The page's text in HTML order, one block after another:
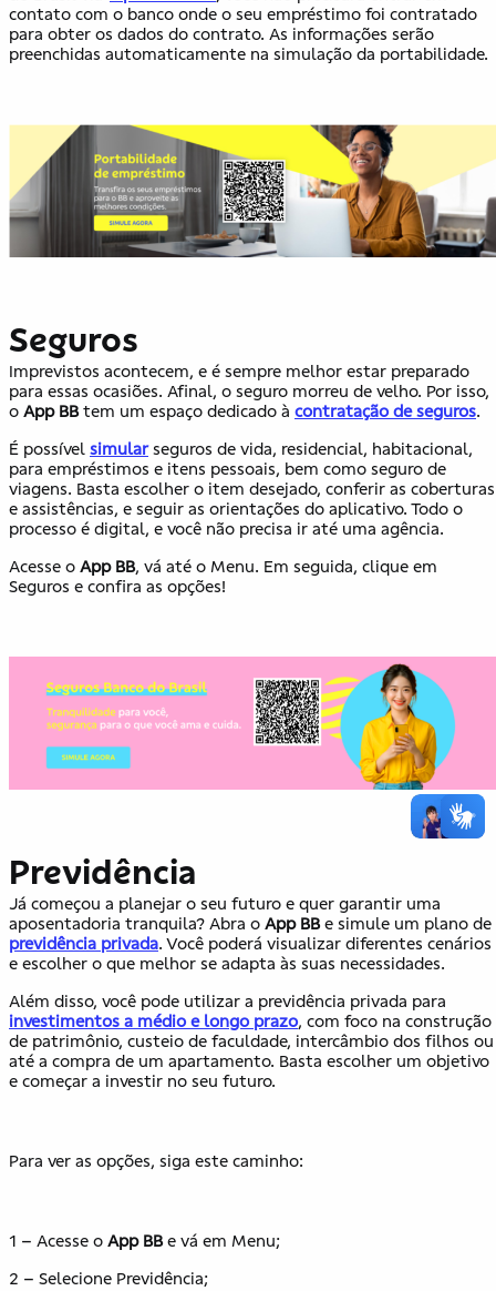
contato com o banco onde o seu empréstimo foi contratado
para obter os dados do contrato. As informações serão
preenchidas automaticamente na simulação da portabilidade.
Seguros
Imprevistos acontecem, e é sempre melhor estar preparado
para essas ocasiões. Afinal, o seguro morreu de velho. Por isso,
o App BBtem um espaço dedicado à contratação de seguros.
É possível simularseguros de vida, residencial, habitacional,
para empréstimos e itens pessoais, bem como seguro de
viagens. Basta escolher o item desejado, conferir as coberturas
e assistências, e seguir as orientações do aplicativo. Todo o
processo é digital, e você não precisa ir até uma agência.
Acesse o App BB, vá até o Menu. Em seguida, clique em
Seguros e confira as opções!
Previdência
Já começou a planejar o seu futuro e quer garantir uma
aposentadoria tranquila? Abra o App BBe simule um plano de
previdência privada. Você poderá visualizar diferentes cenários
e escolher o que melhor se adapta às suas necessidades.
Além disso, você pode utilizar a previdência privada para
investimentos a médio e longo prazo, com foco na construção
de patrimônio, custeio de faculdade, intercâmbio dos filhos ou
até a compra de um apartamento. Basta escolher um objetivo
e começar a investir no seu futuro.
Para ver as opções, siga este caminho:
1 – Acesse o App BBe vá em Menu;
2 – Selecione Previdência;